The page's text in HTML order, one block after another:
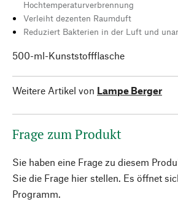
Hochtemperaturverbrennung
Verleiht dezenten Raumduft
Reduziert Bakterien in der Luft und
500-ml-Kunststoffflasche
Weitere Artikel von Lampe Berger
Frage zum Produkt
Sie haben eine Frage zu diesem
Sie die Frage hier stellen. Es öffnet
Programm.